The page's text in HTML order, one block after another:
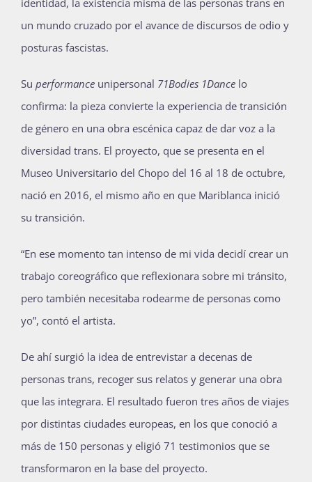
un mundo cruzado por el avance de discursos de odio y
posturas fascistas.
Su performance unipersonal 71Bodies 1Dance lo
confirma: la pieza convierte la experiencia de transición
de género en una obra escénica capaz de dar voz a la
diversidad trans. El proyecto, que se presenta en el
Museo Universitario del Chopo del 16 al 18 de octubre,
nació en 2016, el mismo año en que Mariblanca inició
su transición.
“En ese momento tan intenso de mi vida decidí crear un
trabajo coreográfico que reflexionara sobre mi tránsito,
pero también necesitaba rodearme de personas como
yo”, contó el artista.
De ahí surgió la idea de entrevistar a decenas de
personas trans, recoger sus relatos y generar una obra
que las integrara. El resultado fueron tres años de viajes
por distintas ciudades europeas, en los que conoció a
más de 150 personas y eligió 71 testimonios que se
transformaron en la base del proyecto.